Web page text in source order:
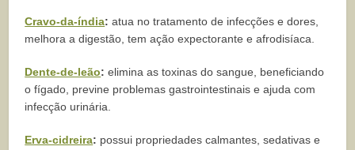
Cravo-da-índia: atua no tratamento de infecções e dores,
melhora a digestão, tem ação expectorante e afrodisíaca.
Dente-de-leão: elimina as toxinas do sangue, beneficiando
o fígado, previne problemas gastrointestinais e ajuda com
infecção urinária.
Erva-cidreira: possui propriedades calmantes, sedativas e